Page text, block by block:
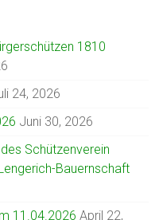
1810
24, 2026
Juni 30, 2026
Schützenverein
Bauernschaft
11.04.2026 April 22,